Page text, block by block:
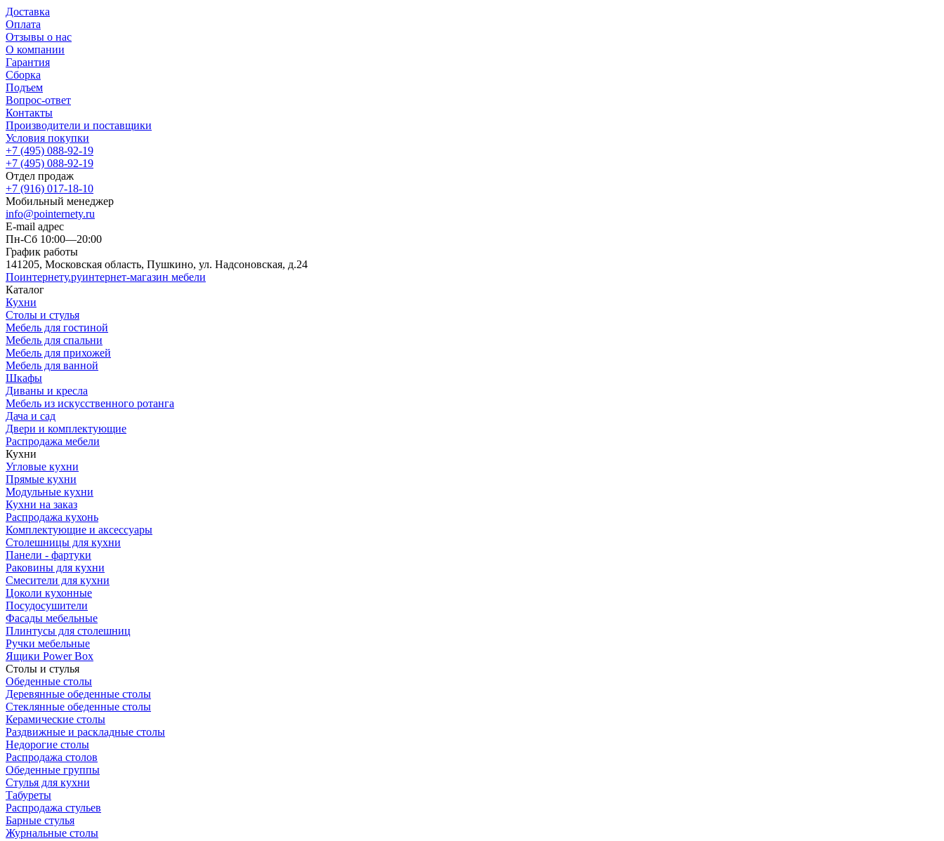
Доставка
Оплата
Отзывы о нас
О компании
Гарантия
Сборка
Подъем
Вопрос-ответ
Контакты
Производители и поставщики
Условия покупки
+7 (495) 088-92-19
+7 (495) 088-92-19
Отдел продаж
+7 (916) 017-18-10
Мобильный менеджер
info@pointernety.ru
E-mail адрес
Пн-Сб 10:00—20:00
График работы
141205, Московская область, Пушкино, ул. Надсоновская, д.24
Поинтернету.руинтернет-магазин мебели
Каталог
Кухни
Столы и стулья
Мебель для гостиной
Мебель для спальни
Мебель для прихожей
Мебель для ванной
Шкафы
Диваны и кресла
Мебель из искусственного ротанга
Дача и сад
Двери и комплектующие
Распродажа мебели
Кухни
Угловые кухни
Прямые кухни
Модульные кухни
Кухни на заказ
Распродажа кухонь
Комплектующие и аксессуары
Столешницы для кухни
Панели - фартуки
Раковины для кухни
Смесители для кухни
Цоколи кухонные
Посудосушители
Фасады мебельные
Плинтусы для столешниц
Ручки мебельные
Ящики Power Box
Столы и стулья
Обеденные столы
Деревянные обеденные столы
Стеклянные обеденные столы
Керамические столы
Раздвижные и раскладные столы
Недорогие столы
Распродажа столов
Обеденные группы
Стулья для кухни
Табуреты
Распродажа стульев
Барные стулья
Журнальные столы